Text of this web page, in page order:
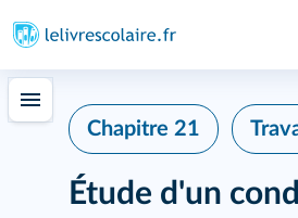
Chapitre 21
Étude d'un